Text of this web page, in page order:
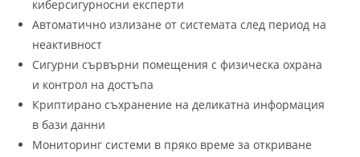
киберсигурносни експерти
Автоматично излизане от системата след период на
неактивност
Сигурни сървърни помещения с физическа охрана
и контрол на достъпа
Криптирано съхранение на деликатна информация
в бази данни
Мониторинг системи в пряко време за откриване